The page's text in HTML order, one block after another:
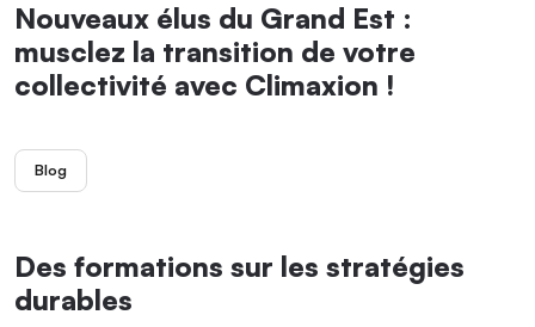
Nouveaux élus du Grand Est :
musclez la transition de votre
collectivité avec Climaxion !
Blog
Des formations sur les stratégies
durables